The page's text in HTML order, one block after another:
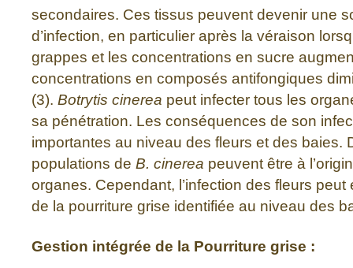
secondaires. Ces tissus peuvent devenir une
d’infection, en particulier après la véraison
grappes et les concentrations en sucre
concentrations en composés antifongiques
(3). Botrytis cinerea peut infecter tous les
sa pénétration. Les conséquences de son
importantes au niveau des fleurs et des baies.
populations de B. cinerea peuvent être à
organes. Cependant, l’infection des fleurs peut
de la pourriture grise identifiée au niveau des
Gestion intégrée de la Pourriture grise :